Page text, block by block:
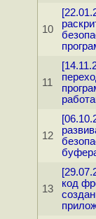
10
11
12
13
код